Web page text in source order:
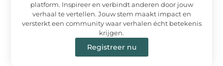
platform. Inspireer en verbindt anderen door jouw
verhaal te vertellen. Jouw stem maakt impact en
versterkt een community waar verhalen écht betekenis
krijgen.
Registreer nu